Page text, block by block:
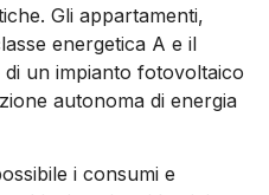
Gli appartamenti,
energetica A e il
un impianto fotovoltaico
autonoma di energia
i consumi e